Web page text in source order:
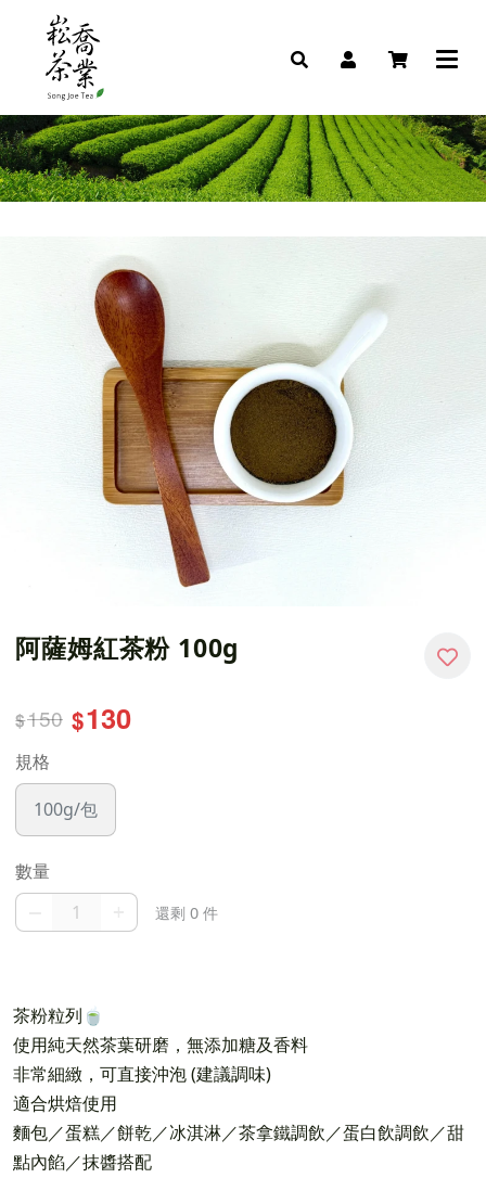
阿薩姆紅茶粉 100g
$150 $130
規格
100g/包
數量
還剩 0 件
茶粉粒列🍵
使用純天然茶葉研磨，無添加糖及香料
非常細緻，可直接沖泡 (建議調味)
適合烘焙使用
麵包／蛋糕／餅乾／冰淇淋／茶拿鐵調飲／蛋白飲調飲／甜
點內餡／抹醬搭配